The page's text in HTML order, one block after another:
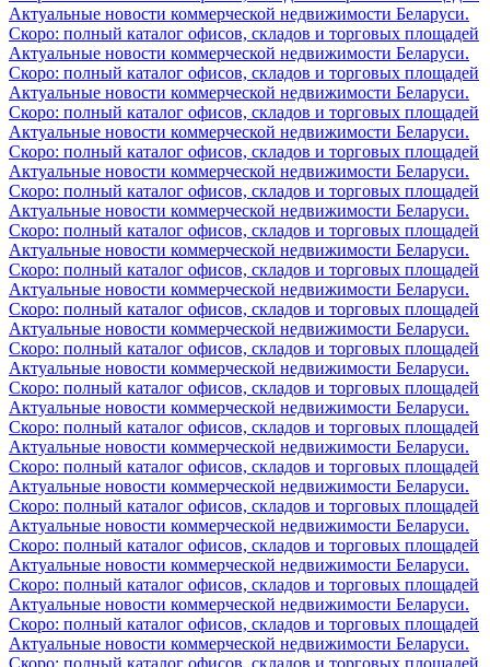
Актуальные новости коммерческой недвижимости Беларуси.
Скоро: полный каталог офисов, складов и торговых площадей
Актуальные новости коммерческой недвижимости Беларуси.
Скоро: полный каталог офисов, складов и торговых площадей
Актуальные новости коммерческой недвижимости Беларуси.
Скоро: полный каталог офисов, складов и торговых площадей
Актуальные новости коммерческой недвижимости Беларуси.
Скоро: полный каталог офисов, складов и торговых площадей
Актуальные новости коммерческой недвижимости Беларуси.
Скоро: полный каталог офисов, складов и торговых площадей
Актуальные новости коммерческой недвижимости Беларуси.
Скоро: полный каталог офисов, складов и торговых площадей
Актуальные новости коммерческой недвижимости Беларуси.
Скоро: полный каталог офисов, складов и торговых площадей
Актуальные новости коммерческой недвижимости Беларуси.
Скоро: полный каталог офисов, складов и торговых площадей
Актуальные новости коммерческой недвижимости Беларуси.
Скоро: полный каталог офисов, складов и торговых площадей
Актуальные новости коммерческой недвижимости Беларуси.
Скоро: полный каталог офисов, складов и торговых площадей
Актуальные новости коммерческой недвижимости Беларуси.
Скоро: полный каталог офисов, складов и торговых площадей
Актуальные новости коммерческой недвижимости Беларуси.
Скоро: полный каталог офисов, складов и торговых площадей
Актуальные новости коммерческой недвижимости Беларуси.
Скоро: полный каталог офисов, складов и торговых площадей
Актуальные новости коммерческой недвижимости Беларуси.
Скоро: полный каталог офисов, складов и торговых площадей
Актуальные новости коммерческой недвижимости Беларуси.
Скоро: полный каталог офисов, складов и торговых площадей
Актуальные новости коммерческой недвижимости Беларуси.
Скоро: полный каталог офисов, складов и торговых площадей
Актуальные новости коммерческой недвижимости Беларуси.
Скоро: полный каталог офисов, складов и торговых площадей